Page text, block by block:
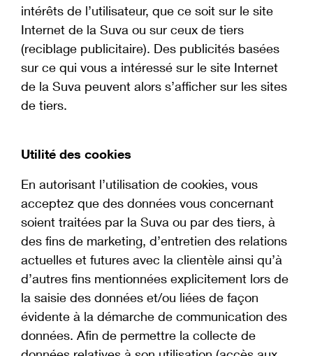
intérêts de l’utilisateur, que ce soit sur le site
Internet de la Suva ou sur ceux de tiers
(reciblage publicitaire). Des publicités basées
sur ce qui vous a intéressé sur le site Internet
de la Suva peuvent alors s’afficher sur les sites
de tiers.
Utilité des cookies
En autorisant l’utilisation de cookies, vous
acceptez que des données vous concernant
soient traitées par la Suva ou par des tiers, à
des fins de marketing, d’entretien des relations
actuelles et futures avec la clientèle ainsi qu’à
d’autres fins mentionnées explicitement lors de
la saisie des données et/ou liées de façon
évidente à la démarche de communication des
données. Afin de permettre la collecte de